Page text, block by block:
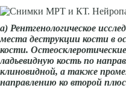
а) Рентгенологическое
места деструкции кости в
кости.
ладьевидную кость по
клиновидной, а также
направлению ко второй